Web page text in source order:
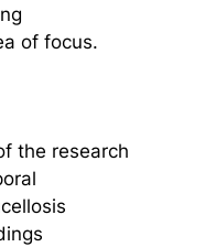
of focus.
the research